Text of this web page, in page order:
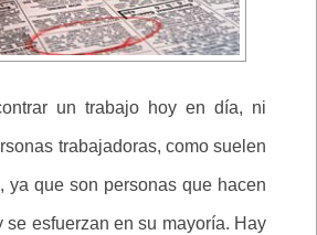
un trabajo hoy en día, ni
trabajadoras, como suelen
ya que son personas que hacen
se esfuerzan en su mayoría. Hay